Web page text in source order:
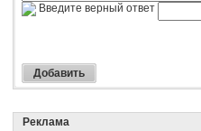
Введите верный ответ
Реклама